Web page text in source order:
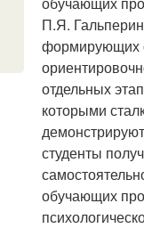
П.Я.
формирующих
отдельных
которыми
студенты
обучающих